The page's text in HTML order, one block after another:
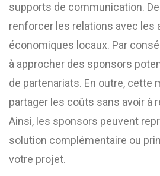
supports de communication.
renforcer les relations avec les
économiques locaux. Par
à approcher des sponsors
de partenariats. En outre, cette
partager les coûts sans avoir à
Ainsi, les sponsors peuvent
solution complémentaire ou
votre projet.